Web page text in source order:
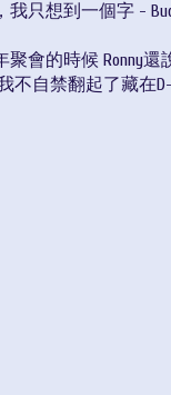
我只想到一個字 -
聚會的時候 Ronny
不自禁翻起了藏在